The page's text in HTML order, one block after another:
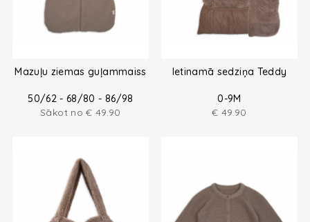
Mazuļu ziemas guļammaiss
50/62 - 68/80 - 86/98
Sākot no€ 49.90
Ietinamā sedziņa Teddy
0-9M
€ 49.90